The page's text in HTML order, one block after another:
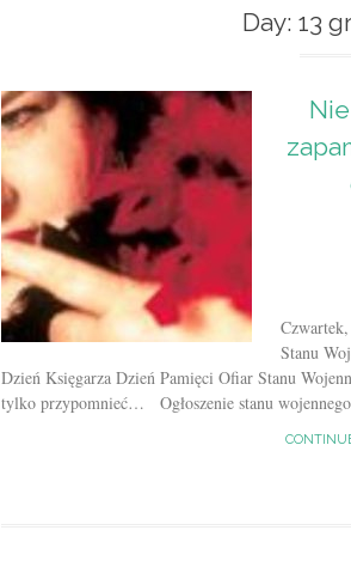
Day: 13
Stanu
Dzień Księgarza Dzień Pamięci Ofiar Stanu
tylko przypomnieć… Ogłoszenie stanu